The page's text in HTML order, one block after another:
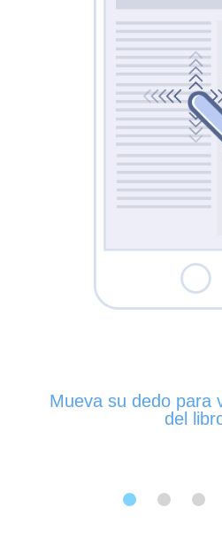
Mueva su dedo para
del